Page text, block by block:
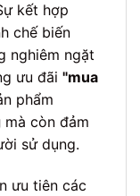
kết hợp
chế biến
nghiêm ngặt
ưu đãi "mua
phẩm
mà còn đảm
sử dụng.
ưu tiên các